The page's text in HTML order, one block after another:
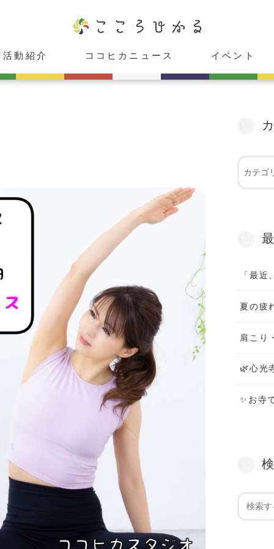
活動紹介
コヒカスタジオ
こころひかる
し庵「HIKARU」
ンタルスペース「心」
コヒカメンバー紹介
ココヒカニュース
お知らせ
メディア出演情報
イベント
受付中
受付終了
「最
夏の疲
肩こり
🌿心光
✨お寺